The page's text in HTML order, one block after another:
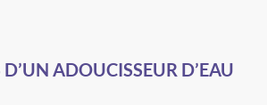
D’UN ADOUCISSEUR D’EAU